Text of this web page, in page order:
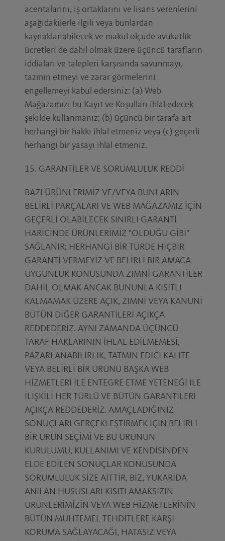
acentalarını, iş ortaklarını ve lisans verenlerini
aşağıdakilerle ilgili veya bunlardan
kaynaklanabilecek ve makul ölçüde avukatlık
ücretleri de dahil olmak üzere üçüncü tarafların
iddiaları ve talepleri karşısında savunmayı,
tazmin etmeyi ve zarar görmelerini
engellemeyi kabul edersiniz: (a) Web
Mağazamızı bu Kayıt ve Koşulları ihlal edecek
şekilde kullanmanız; (b) üçüncü bir tarafa ait
herhangi bir hakkı ihlal etmeniz veya (c) geçerli
herhangi bir yasayı ihlal etmeniz.
15. GARANTİLER VE SORUMLULUK REDDİ
BAZI ÜRÜNLERİMİZ VE/VEYA BUNLARIN
BELİRLİ PARÇALARI VE WEB MAĞAZAMIZ İÇİN
GEÇERLİ OLABİLECEK SINIRLI GARANTİ
HARİCİNDE ÜRÜNLERİMİZ "OLDUĞU GİBİ"
SAĞLANIR; HERHANGİ BİR TÜRDE HİÇBİR
GARANTİ VERMEYİZ VE BELİRLİ BİR AMACA
UYGUNLUK KONUSUNDA ZIMNİ GARANTİLER
DAHİL OLMAK ANCAK BUNUNLA KISITLI
KALMAMAK ÜZERE AÇIK, ZIMNİ VEYA KANUNİ
BÜTÜN DİĞER GARANTİLERİ AÇIKÇA
REDDEDERİZ. AYNI ZAMANDA ÜÇÜNCÜ
TARAF HAKLARININ İHLAL EDİLMEMESİ,
PAZARLANABİLİRLİK, TATMİN EDİCİ KALİTE
VEYA BELİRLİ BİR ÜRÜNÜ BAŞKA WEB
HİZMETLERİ İLE ENTEGRE ETME YETENEĞİ İLE
İLİŞKİLİ HER TÜRLÜ VE BÜTÜN GARANTİLERİ
AÇIKÇA REDDEDERİZ. AMAÇLADIĞINIZ
SONUÇLARI GERÇEKLEŞTİRMEK İÇİN BELİRLİ
BİR ÜRÜN SEÇİMİ VE BU ÜRÜNÜN
KURULUMU, KULLANIMI VE KENDİSİNDEN
ELDE EDİLEN SONUÇLAR KONUSUNDA
SORUMLULUK SİZE AİTTİR. BİZ, YUKARIDA
ANILAN HUSUSLARI KISITLAMAKSIZIN
ÜRÜNLERİMİZİN VEYA WEB HİZMETLERİNİN
BÜTÜN MUHTEMEL TEHDİTLERE KARŞI
KORUMA SAĞLAYACAĞI, HATASIZ VEYA